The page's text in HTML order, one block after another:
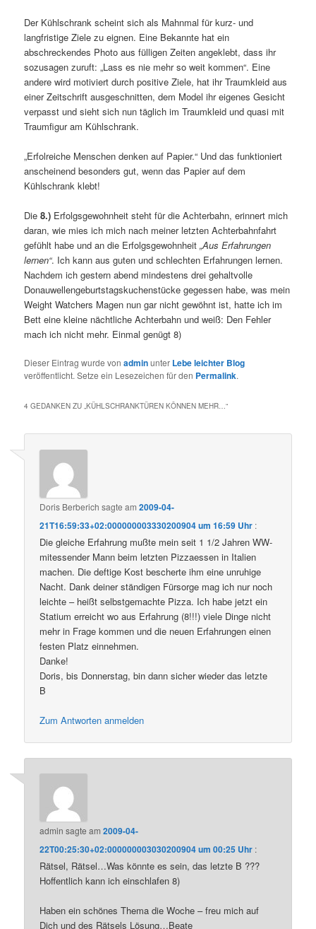
Der Kühlschrank scheint sich als Mahnmal für kurz- und
langfristige Ziele zu eignen. Eine Bekannte hat ein
abschreckendes Photo aus fülligen Zeiten angeklebt, dass ihr
sozusagen zuruft: „Lass es nie mehr so weit kommen“. Eine
andere wird motiviert durch positive Ziele, hat ihr Traumkleid aus
einer Zeitschrift ausgeschnitten, dem Model ihr eigenes Gesicht
verpasst und sieht sich nun täglich im Traumkleid und quasi mit
Traumfigur am Kühlschrank.
„Erfolreiche Menschen denken auf Papier.“ Und das funktioniert
anscheinend besonders gut, wenn das Papier auf dem
Kühlschrank klebt!
Die8.) Erfolgsgewohnheit steht für die Achterbahn, erinnert mich
daran, wie mies ich mich nach meiner letzten Achterbahnfahrt
gefühlt habe und an die Erfolgsgewohnheit„Aus Erfahrungen
lernen“. Ich kann aus guten und schlechten Erfahrungen lernen.
Nachdem ich gestern abend mindestens drei gehaltvolle
Donauwellengeburtstagskuchenstücke gegessen habe, was mein
Weight Watchers Magen nun gar nicht gewöhnt ist, hatte ich im
Bett eine kleine nächtliche Achterbahn und weiß: Den Fehler
mach ich nicht mehr. Einmal genügt 8)
Dieser Eintrag wurde vonadminunter Lebe leichter Blog
veröffentlicht. Setze ein Lesezeichen für den Permalink.
4 GEDANKEN ZU „KÜHLSCHRANKTÜREN KÖNNEN MEHR…“
Doris Berberich sagte am2009-04-
21T16:59:33+02:000000003330200904 um 16:59 Uhr :
Die gleiche Erfahrung mußte mein seit 1 1/2 Jahren WW-
mitessender Mann beim letzten Pizzaessen in Italien
machen. Die deftige Kost bescherte ihm eine unruhige
Nacht. Dank deiner ständigen Fürsorge mag ich nur noch
leichte – heißt selbstgemachte Pizza. Ich habe jetzt ein
Statium erreicht wo aus Erfahrung (8!!!) viele Dinge nicht
mehr in Frage kommen und die neuen Erfahrungen einen
festen Platz einnehmen.
Danke!
Doris, bis Donnerstag, bin dann sicher wieder das letzte
B
Zum Antworten anmelden
admin sagte am2009-04-
22T00:25:30+02:000000003030200904 um 00:25 Uhr :
Rätsel, Rätsel…Was könnte es sein, das letzte B ???
Hoffentlich kann ich einschlafen 8)
Haben ein schönes Thema die Woche – freu mich auf
Dich und des Rätsels Lösung…Beate